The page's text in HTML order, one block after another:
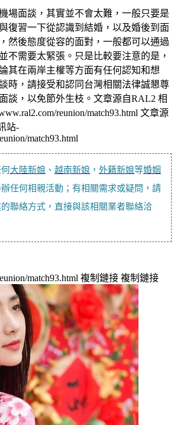
場面談，其實並不會太難，一般只要是
復習一下從認識到結婚，以及婚後到面
然後態度從容的面對，一般都可以通過
不需要太緊張。只是比較要注意的是，
其在兩岸主權等方面有任何認知和想
時，請接受和認同台灣相關法律誠懇尊
談，以免節外生枝。 文章源自RAL2 相
reunion/match93.html 文章源
站-
match93.html
大陸新娘 、 越南新娘 ， 外籍新娘等婚姻
任何相親活動；有相關需求或疑問，請
聯絡方式，直接與該相關業者聯絡洽
match93.html 複制鏈接 複制鏈接